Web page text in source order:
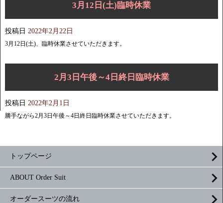
3月12日(土)臨時休業
投稿日 2022年2月22日
3月12日(土)、臨時休業させていただきます。
2月3日午後～4日終日臨時休業
投稿日 2022年2月1日
勝手ながら2月3日午後～4日終日臨時休業させていただきます。
トップページ
ABOUT Order Suit
オーダースーツの流れ